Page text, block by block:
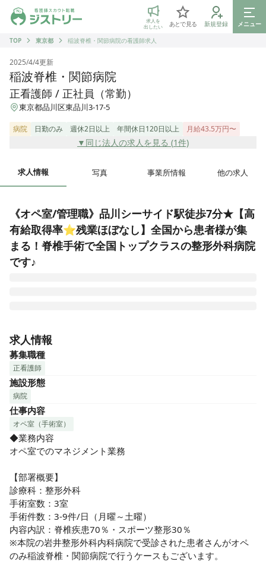
ジストリー 看護師の転職マッチング
求人を
出したい
あとで見る 新規登録
メニュー
TOP
東京都 稲波脊椎・関節病院の看護師求人
2025/4/4更新
稲波脊椎・関節病院
正看護師 / 正社員（常勤）
東京都品川区東品川3-17-5
病院 日勤のみ 週休2日以上 年間休日120日以上 月給43.5万円〜
▼同じ法人の求人を見る (1件)
求人情報 写真 事業所情報 他の求人
《オペ室/管理職》品川シーサイド駅徒歩7分★【高
有給取得率⭐︎残業ほぼなし】全国から患者様が集
まる！脊椎手術で全国トップクラスの整形外科病院
です♪
んが訪れる整形外科の高度専門病院です。病床数60床の小規
模病院ながら、腰椎椎間板ヘルニア・腰部脊柱管狭窄症手術
の件数は日本トップクラス！岩井グループでは、 特に腰椎・
脊椎領域の手術において高い実績を誇り、内視鏡下手術では
国内全体の約15%（年間2,500件以上）を担っています。
⭐︎★おすすめポイント★⭐︎
◎人間関係の良さも魅力！お互いが支え合い、明るく活気の
ある雰囲気です♪
◎ハード面とソフト面を徹底的に整えているので、残業ほぼ
◎日本トップクラスの整形看護が学べる！
◎在院日数も短く、患者さまの満足度も◎！質の高い看護を
提供できます♪
◎温かいスタッフと丁寧な教育体制で未経験でも安心！
◎有給消化率90％越え！お休みも取りやすく、1週間連休を
とって旅行をするスタッフも♪
◎看護師の6割が既婚者で、産休・育休復帰率も高いです！
求人情報
募集職種
正看護師
施設形態
病院
仕事内容
オペ室（手術室）
◆業務内容
オペ室でのマネジメント業務
【部署概要】
診療科：整形外科
手術室数：3室
手術件数：3-9件/日（月曜～土曜）
内容内訳：脊椎疾患70％・スポーツ整形30％
※本院の岩井整形外科内科病院で受診された患者さんがオペ
のみ稲波脊椎・関節病院で行うケースもございます。